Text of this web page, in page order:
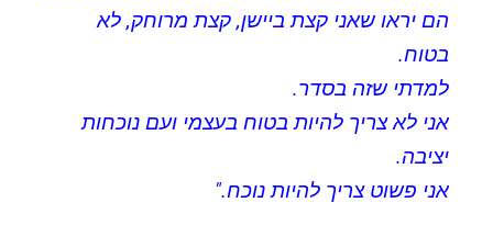
הם יראו שאני קצת ביישן, קצת מרוחק, לא
בטוח.
למדתי שזה בסדר.
אני לא צריך להיות בטוח בעצמי ועם נוכחות
יציבה.
אני פשוט צריך להיות נוכח."